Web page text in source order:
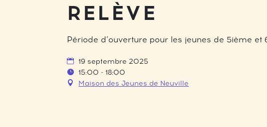
RELÈVE
Période d’ouverture pour les jeunes de 5ième et
19 septembre 2025
15:00 - 18:00
Maison des Jeunes de Neuville